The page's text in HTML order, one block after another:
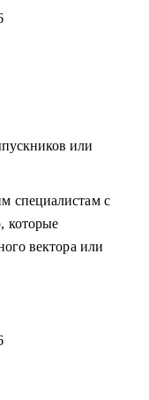
или
специалистам с
которые
вектора или